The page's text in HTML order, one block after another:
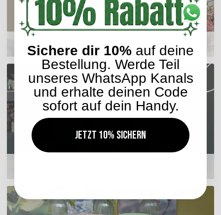
Sitzkissen
Sichere dir 10% auf deine
Bestellung. Werde Teil
unseres WhatsApp Kanals
und erhalte deinen Code
sofort auf dein Handy.
Jetzt 10% sichern